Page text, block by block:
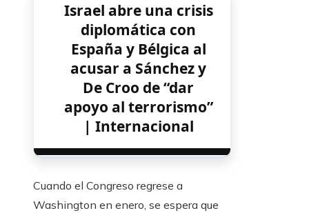
Israel abre una crisis
diplomática con
España y Bélgica al
acusar a Sánchez y
De Croo de “dar
apoyo al terrorismo”
| Internacional
Cuando el Congreso regrese a
Washington en enero, se espera que